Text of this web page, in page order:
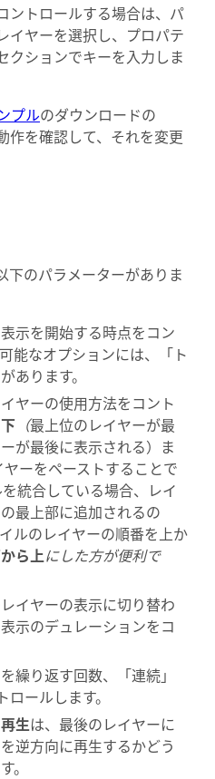
ントロールする場合は、パ
イヤーを選択し、プロパテ
クションでキーを入力しま
プルのダウンロードの
作を確認して、それを変更
下のパラメーターがありま
示を開始する時点をコン
能なオプションには、「ト
あります。
ヤーの使用方法をコント
（最上位のレイヤーが最
が最後に表示される）ま
ヤーをペーストすることで
統合している場合、レイ
最上部に追加されるの
ルのレイヤーの順番を上か
ら上にした方が便利で
イヤーの表示に切り替わ
示のデュレーションをコ
繰り返す回数、「連続」
ールします。
生は、最後のレイヤーに
逆方向に再生するかどう
。